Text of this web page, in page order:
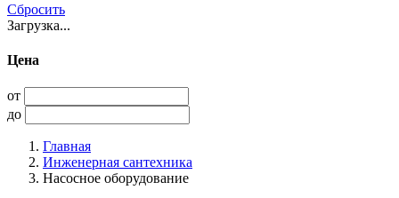
Сбросить
Загрузка...
Цена
от
до
Главная
Инженерная сантехника
Насосное оборудование